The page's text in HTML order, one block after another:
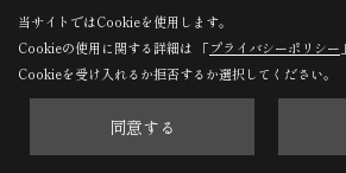
して挙げられます。
当サイトではCookieを使用します。
Cookieの使用に関する詳細は 「プライバシーポリシー
Cookieを受け入れるか拒否するか選択してください。
同意する